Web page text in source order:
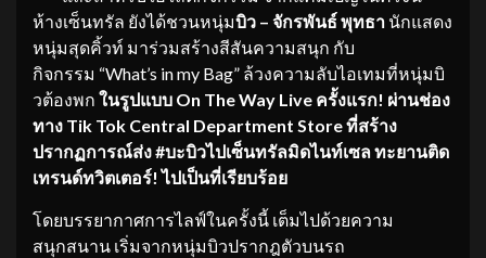
ห้างเซ็นทรัล ยังได้ชวนหนุ่มบิว – จักรพันธ์ พุทธา นักแสดง
หนุ่มสุดคิ้วท์ มาร่วมสร้างสีสันความสนุก กับ
กิจกรรม “What’s in my Bag” ล้วงความลับไอเทมที่หนุ่มบิ
วต้องพก ในรูปแบบ On The Way Live ครั้งแรก! ผ่านช่อง
ทาง Tik Tok Central Department Store ที่สร้าง
ปรากฏการณ์ส่ง#บะบิวไปเซ็นทรัลมิดไนท์เซล ทะยานติด
เทรนด์ทวิตเตอร์! ไปเป็นที่เรียบร้อย
โดยบรรยากาศการไลฟ์ในครั้งนี้ เต็มไปด้วยความ
สนุกสนาน เริ่มจากหนุ่มบิวปรากฎตัวบนรถ